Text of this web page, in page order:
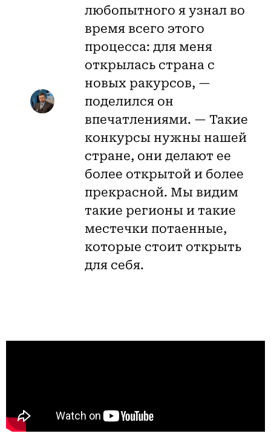
любопытного я узнал во
время всего этого
процесса: для меня
открылась страна с
новых ракурсов, —
поделился он
впечатлениями. — Такие
конкурсы нужны нашей
стране, они делают ее
более открытой и более
прекрасной. Мы видим
такие регионы и такие
местечки потаенные,
которые стоит открыть
для себя.